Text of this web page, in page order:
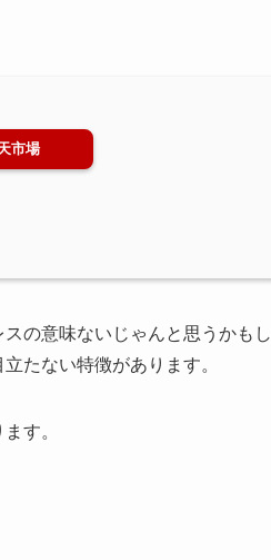
市場
の意味ないじゃんと思うかもし
たない特徴があります。
す。